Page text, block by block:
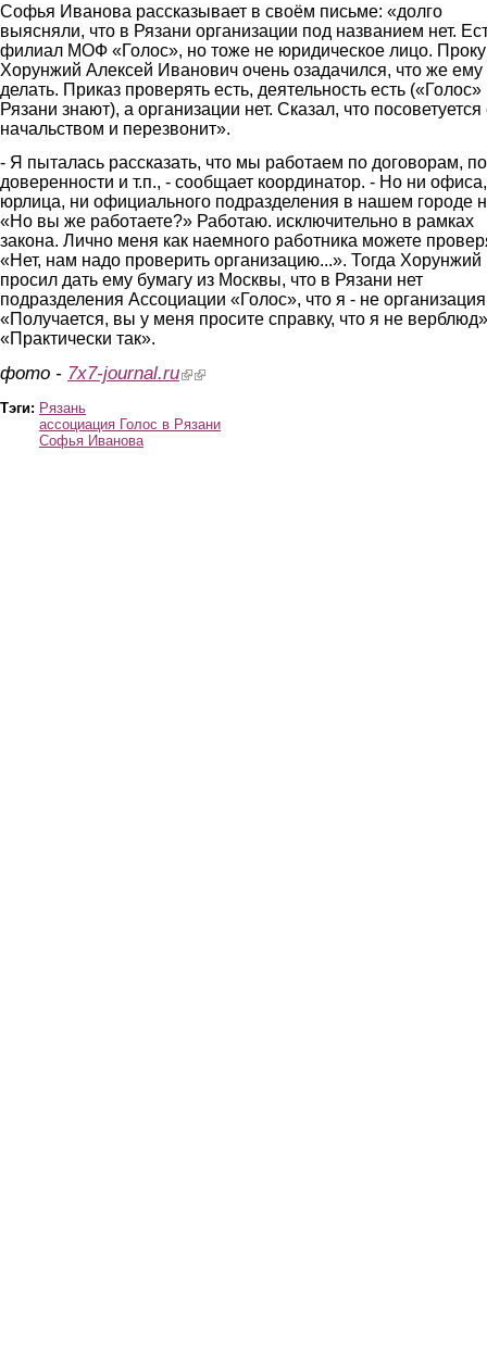
Софья Иванова рассказывает в своём письме: «долго
выясняли, что в Рязани организации под названием нет.
филиал МОФ «Голос», но тоже не юридическое лицо.
Хорунжий Алексей Иванович очень озадачился, что же ему
делать. Приказ проверять есть, деятельность есть («Голос»
Рязани знают), а организации нет. Сказал, что посоветуется
начальством и перезвонит».
- Я пыталась рассказать, что мы работаем по договорам, по
доверенности и т.п., - сообщает координатор. - Но ни
юрлица, ни официального подразделения в нашем городе
«Но вы же работаете?» Работаю. исключительно в рамках
закона. Лично меня как наемного работника можете
«Нет, нам надо проверить организацию...». Тогда Хорунжий
просил дать ему бумагу из Москвы, что в Рязани нет
подразделения Ассоциации «Голос», что я - не
«Получается, вы у меня просите справку, что я не
«Практически так».
фото - 7x7-journal.ru(link is external)
(link is external)
Тэги: Рязань
ассоциация Голос в Рязани
Софья Иванова